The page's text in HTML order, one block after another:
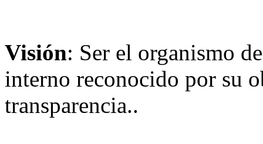
Visión: Ser el organismo
interno reconocido por su
transparencia..